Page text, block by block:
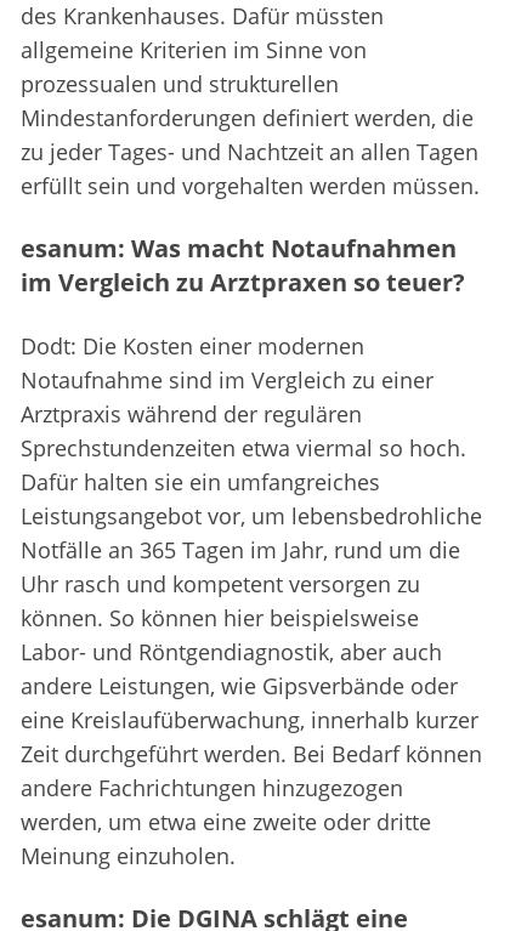
des Krankenhauses. Dafür müssten
allgemeine Kriterien im Sinne von
prozessualen und strukturellen
Mindestanforderungen definiert werden, die
zu jeder Tages- und Nachtzeit an allen Tagen
erfüllt sein und vorgehalten werden müssen.
esanum: Was macht Notaufnahmen
im Vergleich zu Arztpraxen so teuer?
Dodt: Die Kosten einer modernen
Notaufnahme sind im Vergleich zu einer
Arztpraxis während der regulären
Sprechstundenzeiten etwa viermal so hoch.
Dafür halten sie ein umfangreiches
Leistungsangebot vor, um lebensbedrohliche
Notfälle an 365 Tagen im Jahr, rund um die
Uhr rasch und kompetent versorgen zu
können. So können hier beispielsweise
Labor- und Röntgendiagnostik, aber auch
andere Leistungen, wie Gipsverbände oder
eine Kreislaufüberwachung, innerhalb kurzer
Zeit durchgeführt werden. Bei Bedarf können
andere Fachrichtungen hinzugezogen
werden, um etwa eine zweite oder dritte
Meinung einzuholen.
esanum: Die DGINA schlägt eine